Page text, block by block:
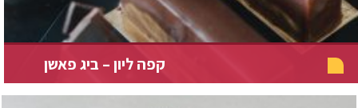
קפה ליון – ביג פאשן